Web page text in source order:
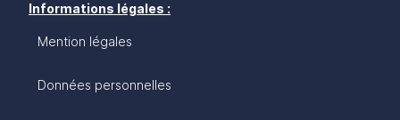
Informations légales :
Mention légales
Données personnelles